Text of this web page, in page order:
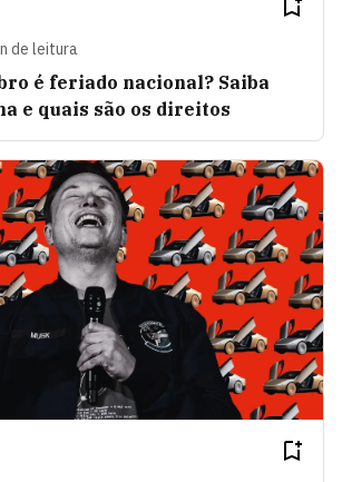
de leitura
é feriado nacional? Saiba
e quais são os direitos